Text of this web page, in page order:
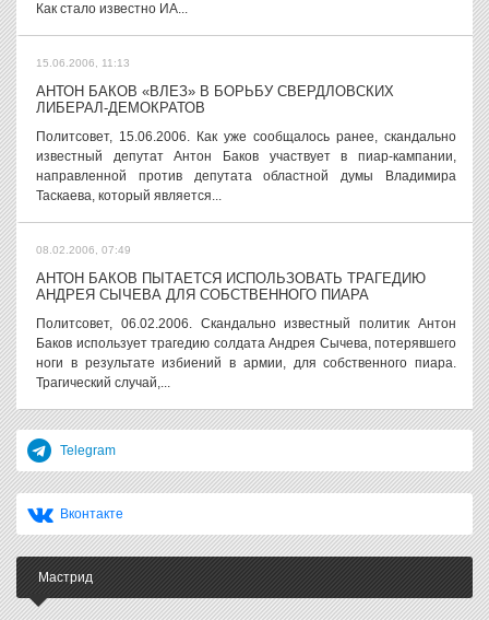
Как стало известно ИА...
15.06.2006, 11:13
АНТОН БАКОВ «ВЛЕЗ» В БОРЬБУ СВЕРДЛОВСКИХ
ЛИБЕРАЛ-ДЕМОКРАТОВ
Политсовет, 15.06.2006. Как уже сообщалось ранее, скандально
известный депутат Антон Баков участвует в пиар-кампании,
направленной против депутата областной думы Владимира
Таскаева, который является...
08.02.2006, 07:49
АНТОН БАКОВ ПЫТАЕТСЯ ИСПОЛЬЗОВАТЬ ТРАГЕДИЮ
АНДРЕЯ СЫЧЕВА ДЛЯ СОБСТВЕННОГО ПИАРА
Политсовет, 06.02.2006. Скандально известный политик Антон
Баков использует трагедию солдата Андрея Сычева, потерявшего
ноги в результате избиений в армии, для собственного пиара.
Трагический случай,...
Telegram
Вконтакте
Мастрид